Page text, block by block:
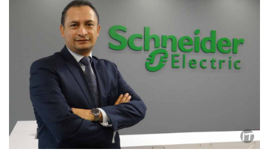
ARGENTINA
MÉXICO